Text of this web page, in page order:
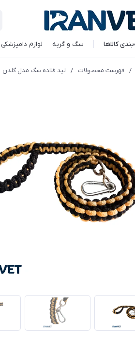
کالاها سگ و گربه لوازم دامپزشکی
/ فهرست محصولات / لید قلاده سگ مدل گلدن